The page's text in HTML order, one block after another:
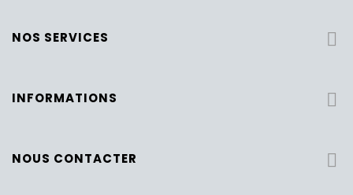
NOS SERVICES 
INFORMATIONS 
NOUS CONTACTER 